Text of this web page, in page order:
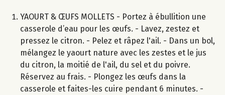
YAOURT & ŒUFS MOLLETS - Portez à ébullition une
casserole d’eau pour les œufs. - Lavez, zestez et
pressez le citron. - Pelez et râpez l'ail. - Dans un bol,
mélangez le yaourt nature avec les zestes et le jus
du citron, la moitié de l'ail, du sel et du poivre.
Réservez au frais. - Plongez les œufs dans la
casserole et faites-les cuire pendant 6 minutes. -